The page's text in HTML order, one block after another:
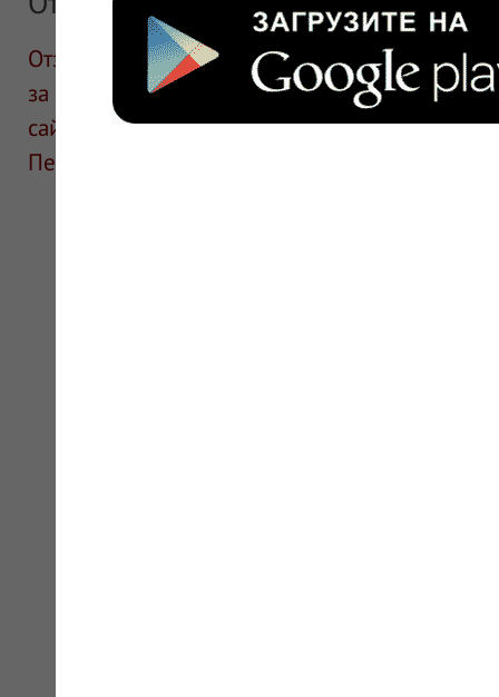
Отзывы размещают посетители сайта.
за информацию в отзывах. Описание
сайте для ознакомления и не является
Перед применением необходима